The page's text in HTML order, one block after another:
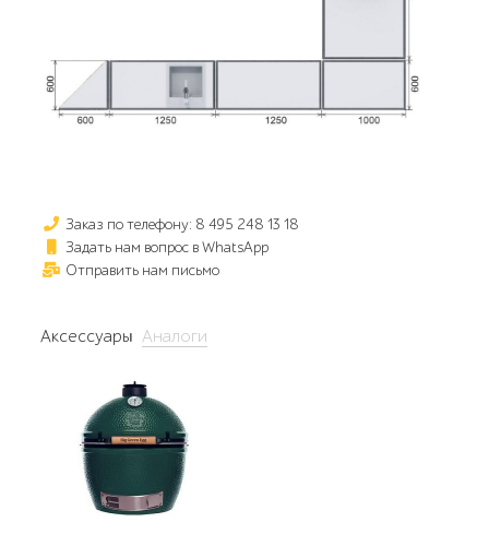
Заказ по телефону: 8 495 248 13 18
Задать нам вопрос в WhatsApp
Отправить нам письмо
Аксессуары Аналоги